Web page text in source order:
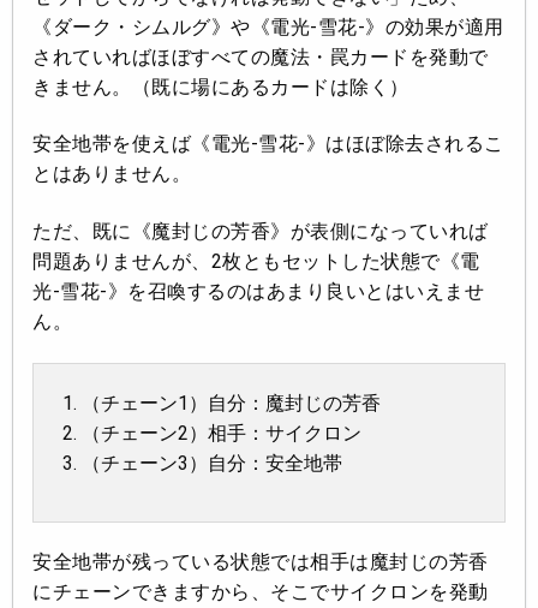
《ダーク・シムルグ》や《電光-雪花-》の効果が適用
されていればほぼすべての魔法・罠カードを発動で
きません。（既に場にあるカードは除く）
安全地帯を使えば《電光-雪花-》はほぼ除去されるこ
とはありません。
ただ、既に《魔封じの芳香》が表側になっていれば
問題ありませんが、2枚ともセットした状態で《電
光-雪花-》を召喚するのはあまり良いとはいえませ
ん。
（チェーン1）自分：魔封じの芳香
（チェーン2）相手：サイクロン
（チェーン3）自分：安全地帯
安全地帯が残っている状態では相手は魔封じの芳香
にチェーンできますから、そこでサイクロンを発動